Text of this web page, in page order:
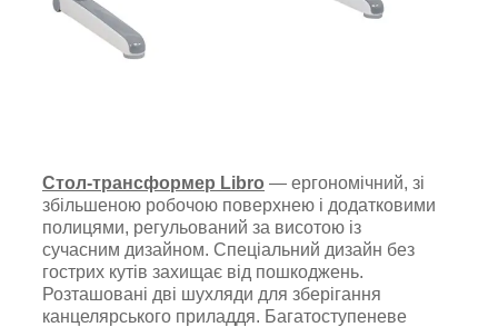
Стол-трансформер Libro — ергономічний, зі
збільшеною робочою поверхнею і додатковими
полицями, регульований за висотою із
сучасним дизайном. Спеціальний дизайн без
гострих кутів захищає від пошкоджень.
Розташовані дві шухляди для зберігання
канцелярського приладдя. Багатоступеневе